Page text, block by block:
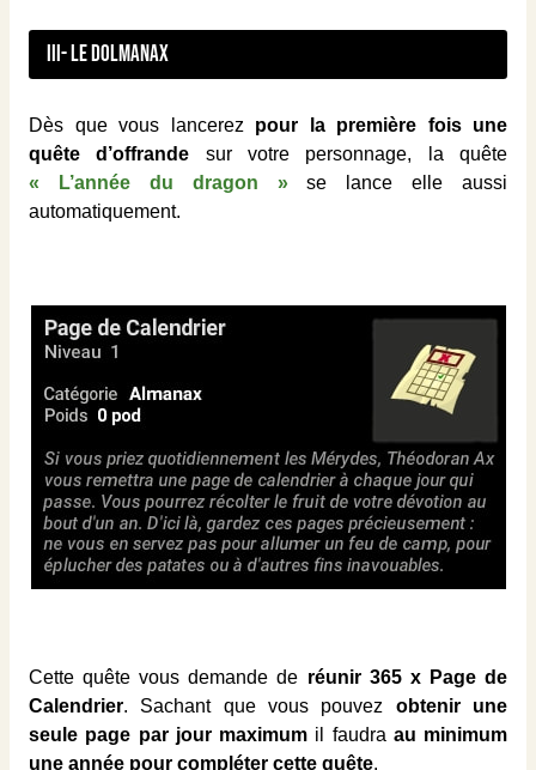
III- Le Dolmanax
Dès que vous lancerez pour la première fois une
quête d’offrande sur votre personnage, la quête
« L’année du dragon »se lance elle aussi
automatiquement.
Cette quête vous demande de réunir 365 x Page de
Calendrier. Sachant que vous pouvez obtenir une
seule page par jour maximum il faudra au minimum
une année pour compléter cette quête.